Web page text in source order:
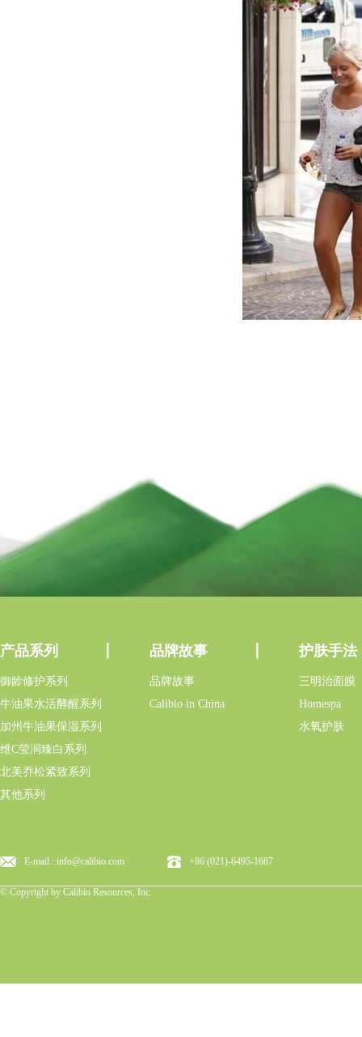
产品系列
御龄修护系列
牛油果水活酵醒系列
加州牛油果保湿系列
维C莹润臻白系列
北美乔松紧致系列
其他系列
品牌故事
品牌故事
Calibio in China
护肤手法
三明治面膜
Homespa
水氧护肤
E-mail : info@calibio.com +86 (021)-6495-1687
© Copyright by Calibio Resources, Inc.